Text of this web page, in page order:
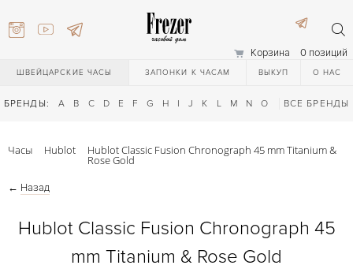
Корзина 0 позиций
ШВЕЙЦАРСКИЕ ЧАСЫ ЗАПОНКИ К ЧАСАМ ВЫКУП О НАС
БРЕНДЫ: A B C D E F G H I J K L M N O Q R S T
ВСЕ БРЕНДЫ
Часы Hublot Hublot Classic Fusion Chronograph 45 mm Titanium &
Rose Gold
← Назад
Hublot Classic Fusion Chronograph 45
mm Titanium & Rose Gold